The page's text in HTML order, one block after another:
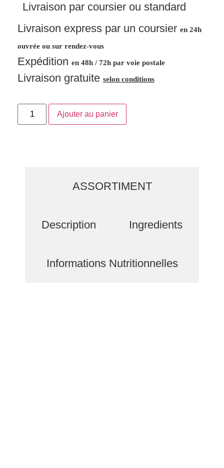
Livraison par coursier ou standard
Livraison express par un coursier en 24h
ouvrée ou sur rendez-vous
Expédition en 48h / 72h par voie postale
Livraison gratuite selon conditions
Ajouter au panier
ASSORTIMENT
Description Ingredients
Informations Nutritionnelles